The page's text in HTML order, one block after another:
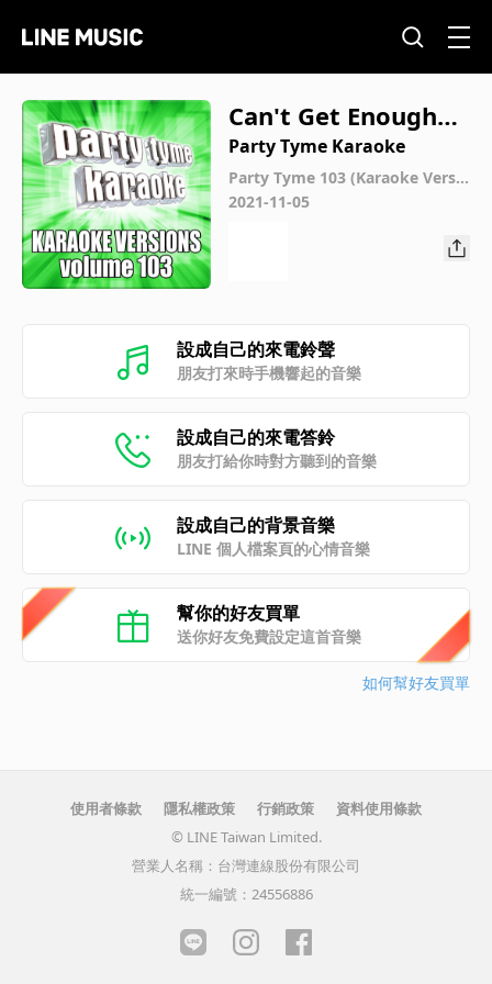
Can't Get Enough
(Made Popular By B
ad Company) [Kara
oke Version]
Party Tyme Karaoke
Party Tyme 103 (Karaoke Versio
ns)
2021-11-05
設成自己的來電鈴聲
朋友打來時手機響起的音樂
設成自己的來電答鈴
朋友打給你時對方聽到的音樂
設成自己的背景音樂
LINE 個人檔案頁的心情音樂
幫你的好友買單
送你好友免費設定這首音樂
如何幫好友買單
使用者條款 隱私權政策 行銷政策
資料使用條款
© LINE Taiwan Limited.
營業人名稱：台灣連線股份有限公司
統一編號：24556886